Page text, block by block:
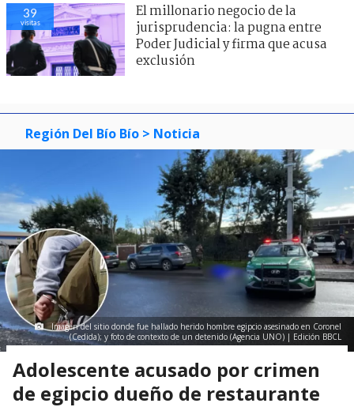
39
visitas
El millonario negocio de la
jurisprudencia: la pugna entre
Poder Judicial y firma que acusa
exclusión
Región Del Bío Bío > Noticia
Imagen del sitio donde fue hallado herido hombre egipcio asesinado en Coronel
(Cedida); y foto de contexto de un detenido (Agencia UNO) | Edición BBCL
Adolescente acusado por crimen
de egipcio dueño de restaurante